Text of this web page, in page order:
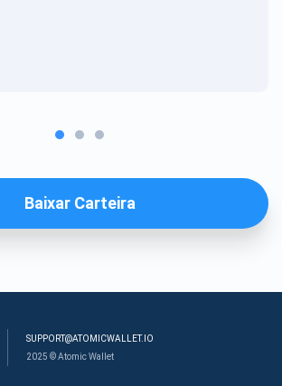
Baixar Carteira
SUPPORT@ATOMICWALLET.IO
2025 © Atomic Wallet